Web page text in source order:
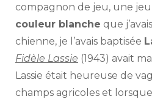
compagnon de jeu, une
couleur blanche que
chienne, je l’avais baptisée
Fidèle Lassie (1943) avait
Lassie était heureuse de
champs agricoles et